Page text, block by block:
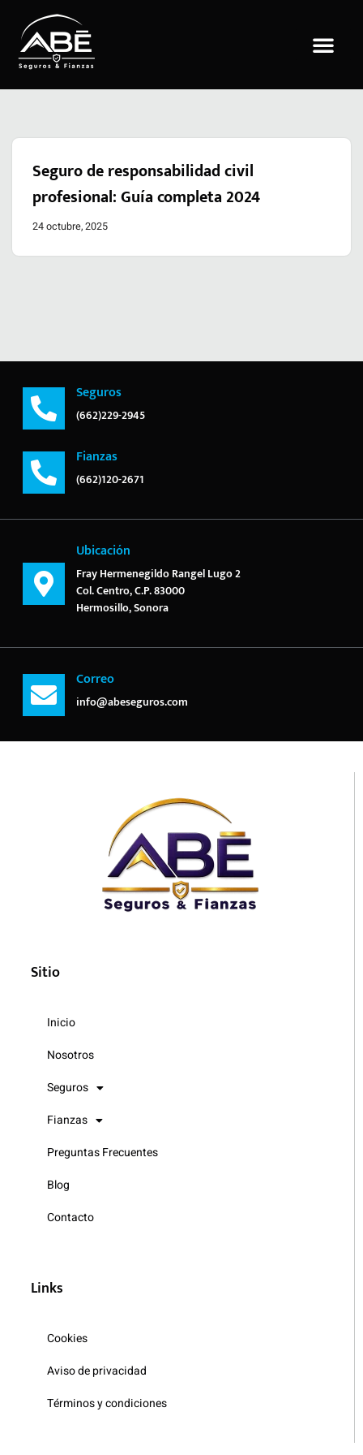
Saltar
al
Seguro de responsabilidad civil
profesional: Guía completa 2024
24 octubre, 2025
Seguros
(662)229-2945
Fianzas
(662)120-2671
Ubicación
Fray Hermenegildo Rangel Lugo 2
Col. Centro, C.P. 83000
Hermosillo, Sonora
Correo
info@abeseguros.com
Sitio
Inicio
Nosotros
Seguros
Fianzas
Preguntas Frecuentes
Blog
Contacto
Links
Cookies
Aviso de privacidad
Términos y condiciones